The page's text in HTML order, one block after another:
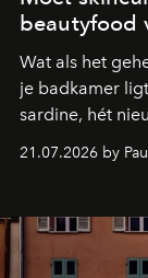
beautyfood
Wat als het
je badkamer
sardine, hét
21.07.2026 by